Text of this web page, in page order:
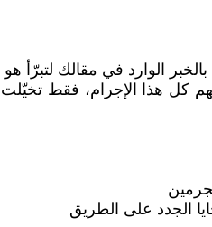
الوارد في مقالك لتبرّأ
الجدد على الطريق